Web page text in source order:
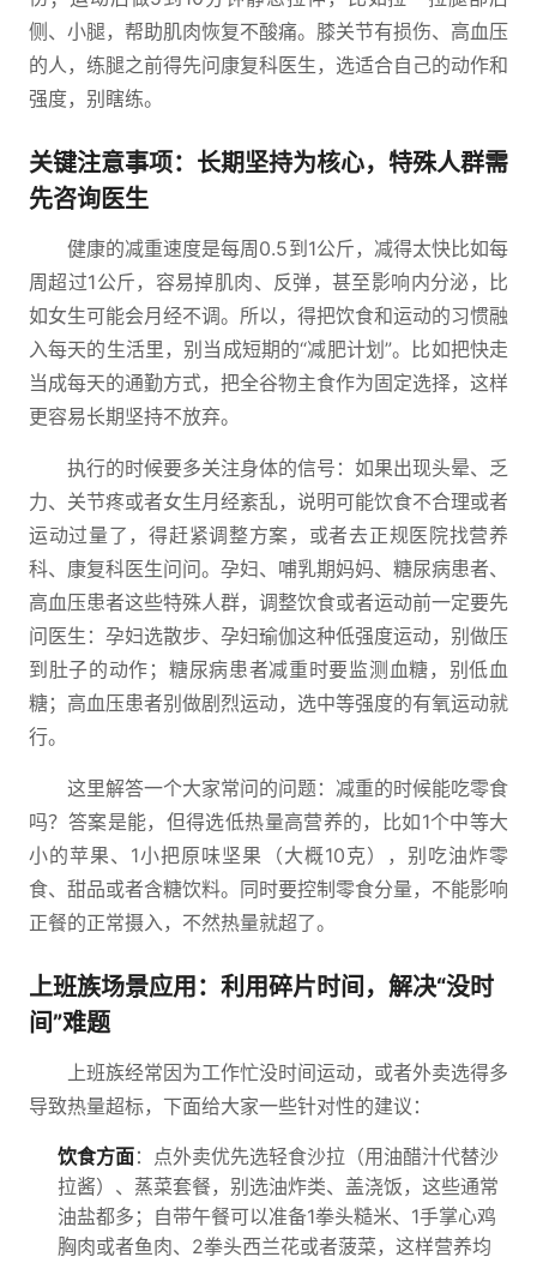
侧、小腿，帮助肌肉恢复不酸痛。膝关节有损伤、高血压
的人，练腿之前得先问康复科医生，选适合自己的动作和
强度，别瞎练。
关键注意事项：长期坚持为核心，特殊人群需
先咨询医生
健康的减重速度是每周0.5到1公斤，减得太快比如每
周超过1公斤，容易掉肌肉、反弹，甚至影响内分泌，比
如女生可能会月经不调。所以，得把饮食和运动的习惯融
入每天的生活里，别当成短期的“减肥计划”。比如把快走
当成每天的通勤方式，把全谷物主食作为固定选择，这样
更容易长期坚持不放弃。
执行的时候要多关注身体的信号：如果出现头晕、乏
力、关节疼或者女生月经紊乱，说明可能饮食不合理或者
运动过量了，得赶紧调整方案，或者去正规医院找营养
科、康复科医生问问。孕妇、哺乳期妈妈、糖尿病患者、
高血压患者这些特殊人群，调整饮食或者运动前一定要先
问医生：孕妇选散步、孕妇瑜伽这种低强度运动，别做压
到肚子的动作；糖尿病患者减重时要监测血糖，别低血
糖；高血压患者别做剧烈运动，选中等强度的有氧运动就
行。
这里解答一个大家常问的问题：减重的时候能吃零食
吗？答案是能，但得选低热量高营养的，比如1个中等大
小的苹果、1小把原味坚果（大概10克），别吃油炸零
食、甜品或者含糖饮料。同时要控制零食分量，不能影响
正餐的正常摄入，不然热量就超了。
上班族场景应用：利用碎片时间，解决“没时
间”难题
上班族经常因为工作忙没时间运动，或者外卖选得多
导致热量超标，下面给大家一些针对性的建议：
饮食方面：点外卖优先选轻食沙拉（用油醋汁代替沙
拉酱）、蒸菜套餐，别选油炸类、盖浇饭，这些通常
油盐都多；自带午餐可以准备1拳头糙米、1手掌心鸡
胸肉或者鱼肉、2拳头西兰花或者菠菜，这样营养均